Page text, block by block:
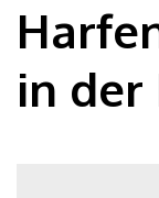
in der